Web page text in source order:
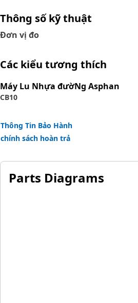
combination is tested as a
that yields maximum safety and
The construction of the hose is
temperature synthetic rubber tube
weather, and abrasion resistant
rubber.
Thông số kỹ thuật
Đơn vị đo
Các kiểu tương thích
Máy Lu Nhựa đườNg Asphan
CB10
Thông Tin Bảo Hành
chính sách hoàn trả
Parts Diagrams